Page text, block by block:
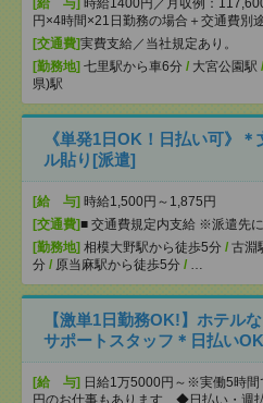
[給 与]
時給1400円／月収例：
円×4時間×21日勤務の場合＋交通費別
[交通費]実費支給／当社規定あり。
[勤務地] 七里駅から車6分 / 大宮公園駅 /
県)駅
《単発1日OK！日払い可》
ル貼り[派遣]
[給 与] 時給1,500円～1,875円
[交通費]■ 交通費規定内支給 ※派遣先
[勤務地] 相模大野駅から徒歩5分 / 古淵
分 / 原当麻駅から徒歩5分 / …
【激単1日勤務OK!】ホテル
サポートスタッフ＊日払い
[給 与] 日給1万5000円～※実働5時間
円のお仕事もあります ◆日払い・週